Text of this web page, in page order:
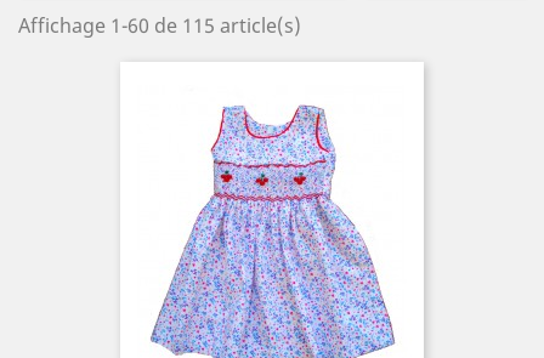
Affichage 1-60 de 115 article(s)